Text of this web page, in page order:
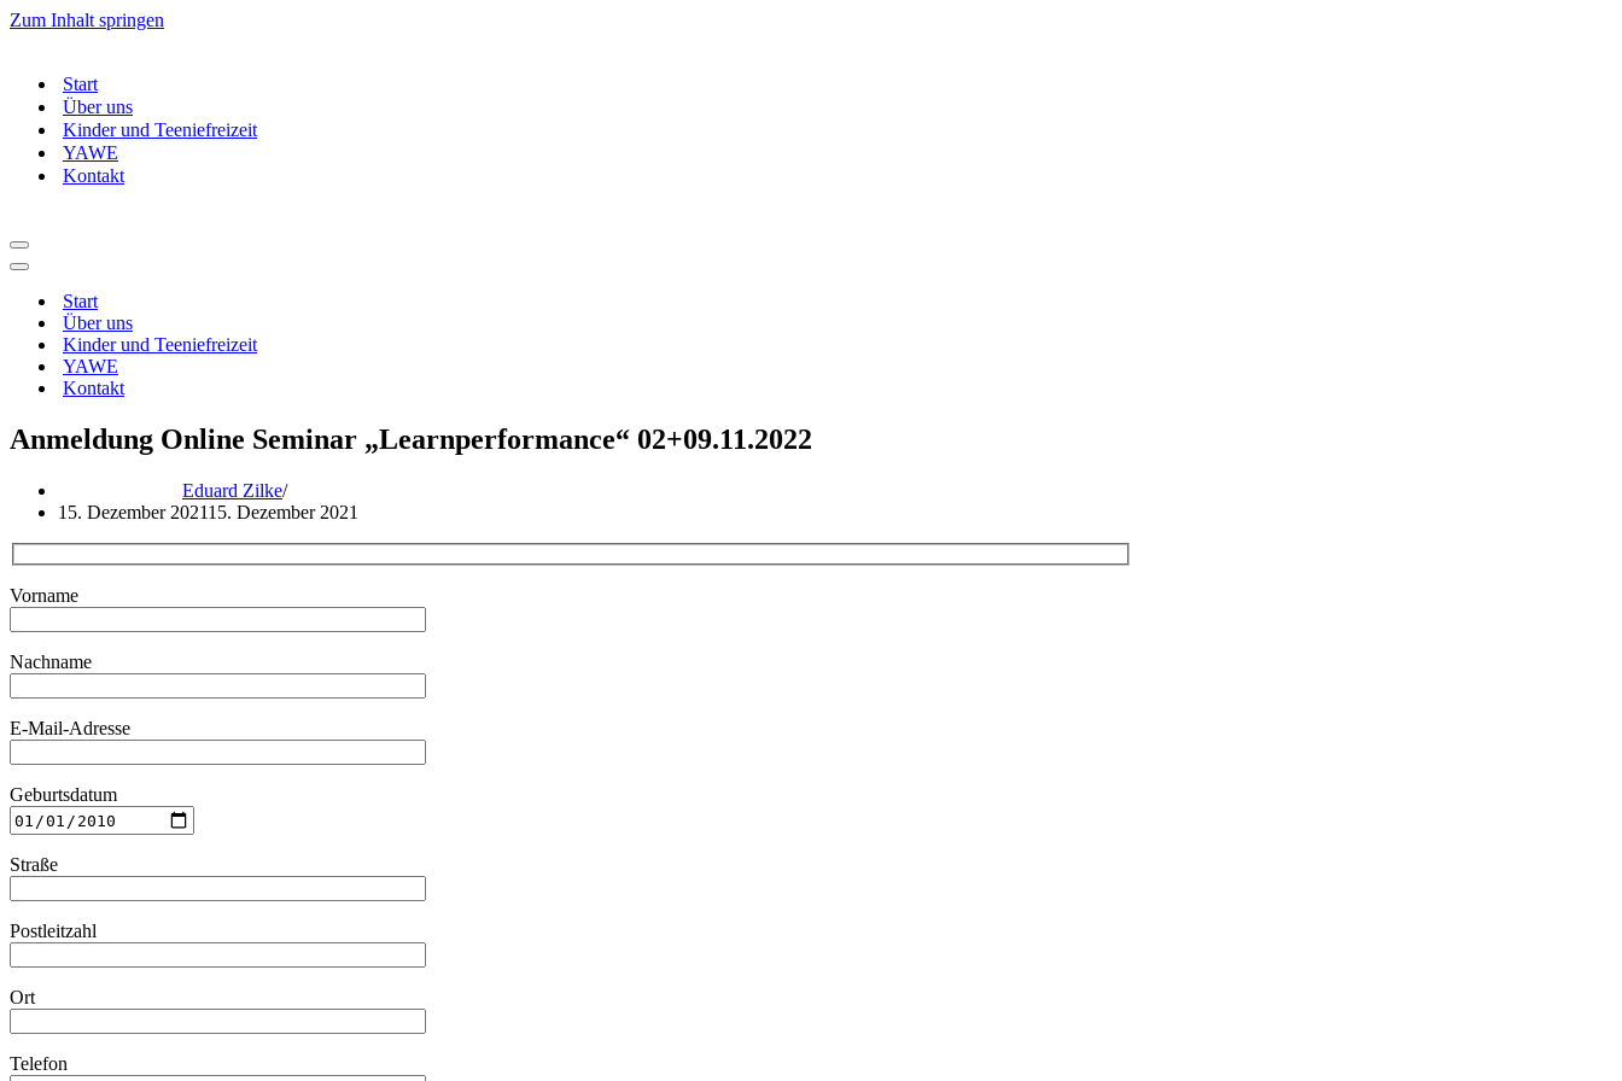
Zum Inhalt springen
Start
Über uns
Kinder und Teeniefreizeit
YAWE
Kontakt
Navigationsmenü
Navigationsmenü
Start
Über uns
Kinder und Teeniefreizeit
YAWE
Kontakt
Anmeldung Online Seminar „Learnperformance“ 02+09.11.2022
Eduard Zilke
15. Dezember 202115. Dezember 2021
Vorname
Nachname
E-Mail-Adresse
Geburtsdatum
Straße
Postleitzahl
Ort
Telefon